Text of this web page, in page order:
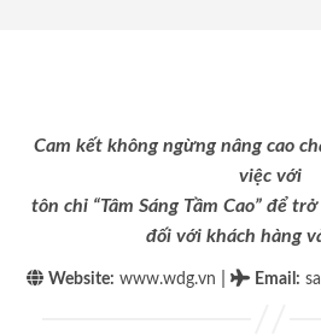
Cam kết không ngừng nâng cao
việc với
tôn chỉ “Tâm Sáng Tầm Cao” để
đối với khách hàng
Website: www.wdg.vn Email :